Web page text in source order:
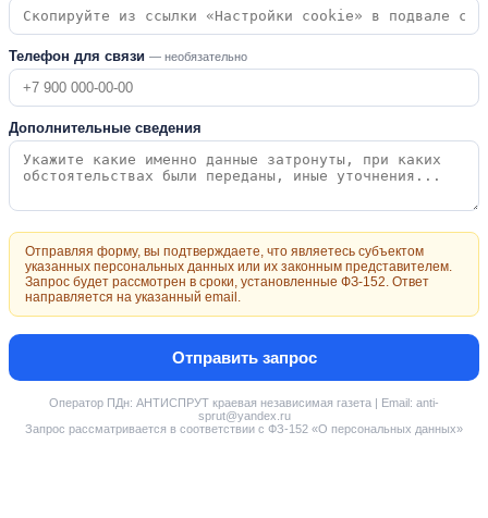
Телефон для связи — необязательно
Дополнительные сведения
Отправляя форму, вы подтверждаете, что являетесь субъектом
указанных персональных данных или их законным представителем.
Запрос будет рассмотрен в сроки, установленные ФЗ-152. Ответ
направляется на указанный email.
Отправить запрос
Оператор ПДн: АНТИСПРУТ краевая независимая газета | Email: anti-
sprut@yandex.ru
Запрос рассматривается в соответствии с ФЗ-152 «О персональных данных»